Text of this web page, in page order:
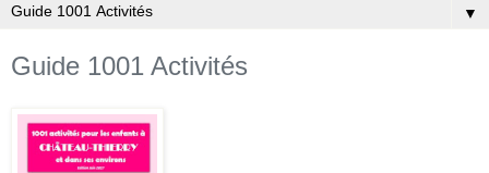
▼
Guide 1001 Activités